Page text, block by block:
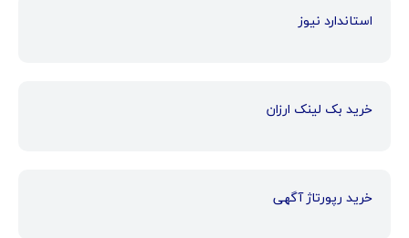
استاندارد نیوز
خرید بک لینک ارزان
خرید رپورتاژ آگهی